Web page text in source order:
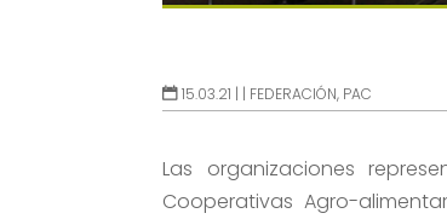
15.03.21 | | FEDERACIÓN, PAC
Las organizaciones
Cooperativas Agro-